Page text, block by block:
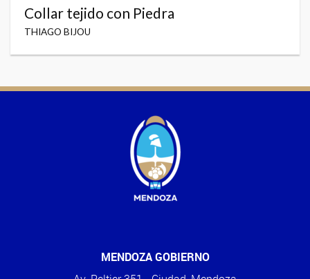
Collar tejido con Piedra
THIAGO BIJOU
MENDOZA GOBIERNO